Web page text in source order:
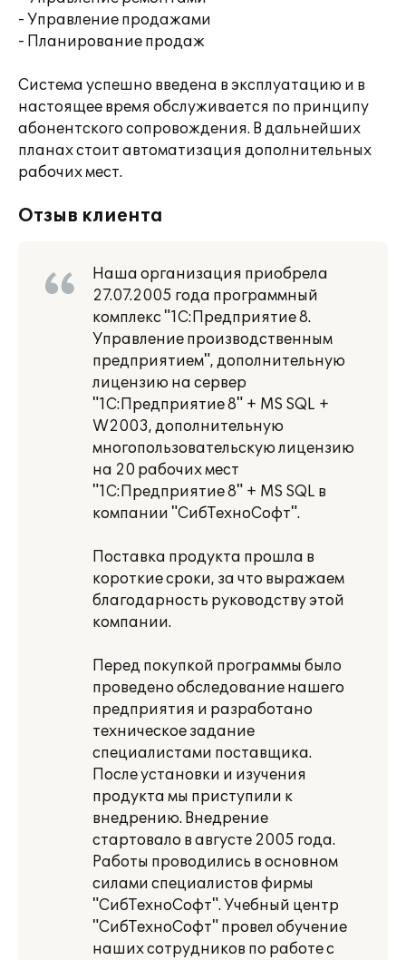
- Управление продажами
- Планирование продаж
Система успешно введена в эксплуатацию и в
настоящее время обслуживается по принципу
абонентского сопровождения. В дальнейших
планах стоит автоматизация дополнительных
рабочих мест.
Отзыв клиента
Наша организация приобрела
27.07.2005 года программный
комплекс "1С:Предприятие 8.
Управление производственным
предприятием", дополнительную
лицензию на сервер
"1С:Предприятие 8" + MS SQL +
W2003, дополнительную
многопользовательскую лицензию
на 20 рабочих мест
"1С:Предприятие 8" + MS SQL в
компании "СибТехноСофт".
Поставка продукта прошла в
короткие сроки, за что выражаем
благодарность руководству этой
компании.
Перед покупкой программы было
проведено обследование нашего
предприятия и разработано
техническое задание
специалистами поставщика.
После установки и изучения
продукта мы приступили к
внедрению. Внедрение
стартовало в августе 2005 года.
Работы проводились в основном
силами специалистов фирмы
"СибТехноСофт". Учебный центр
"СибТехноСофт" провел обучение
наших сотрудников по работе с